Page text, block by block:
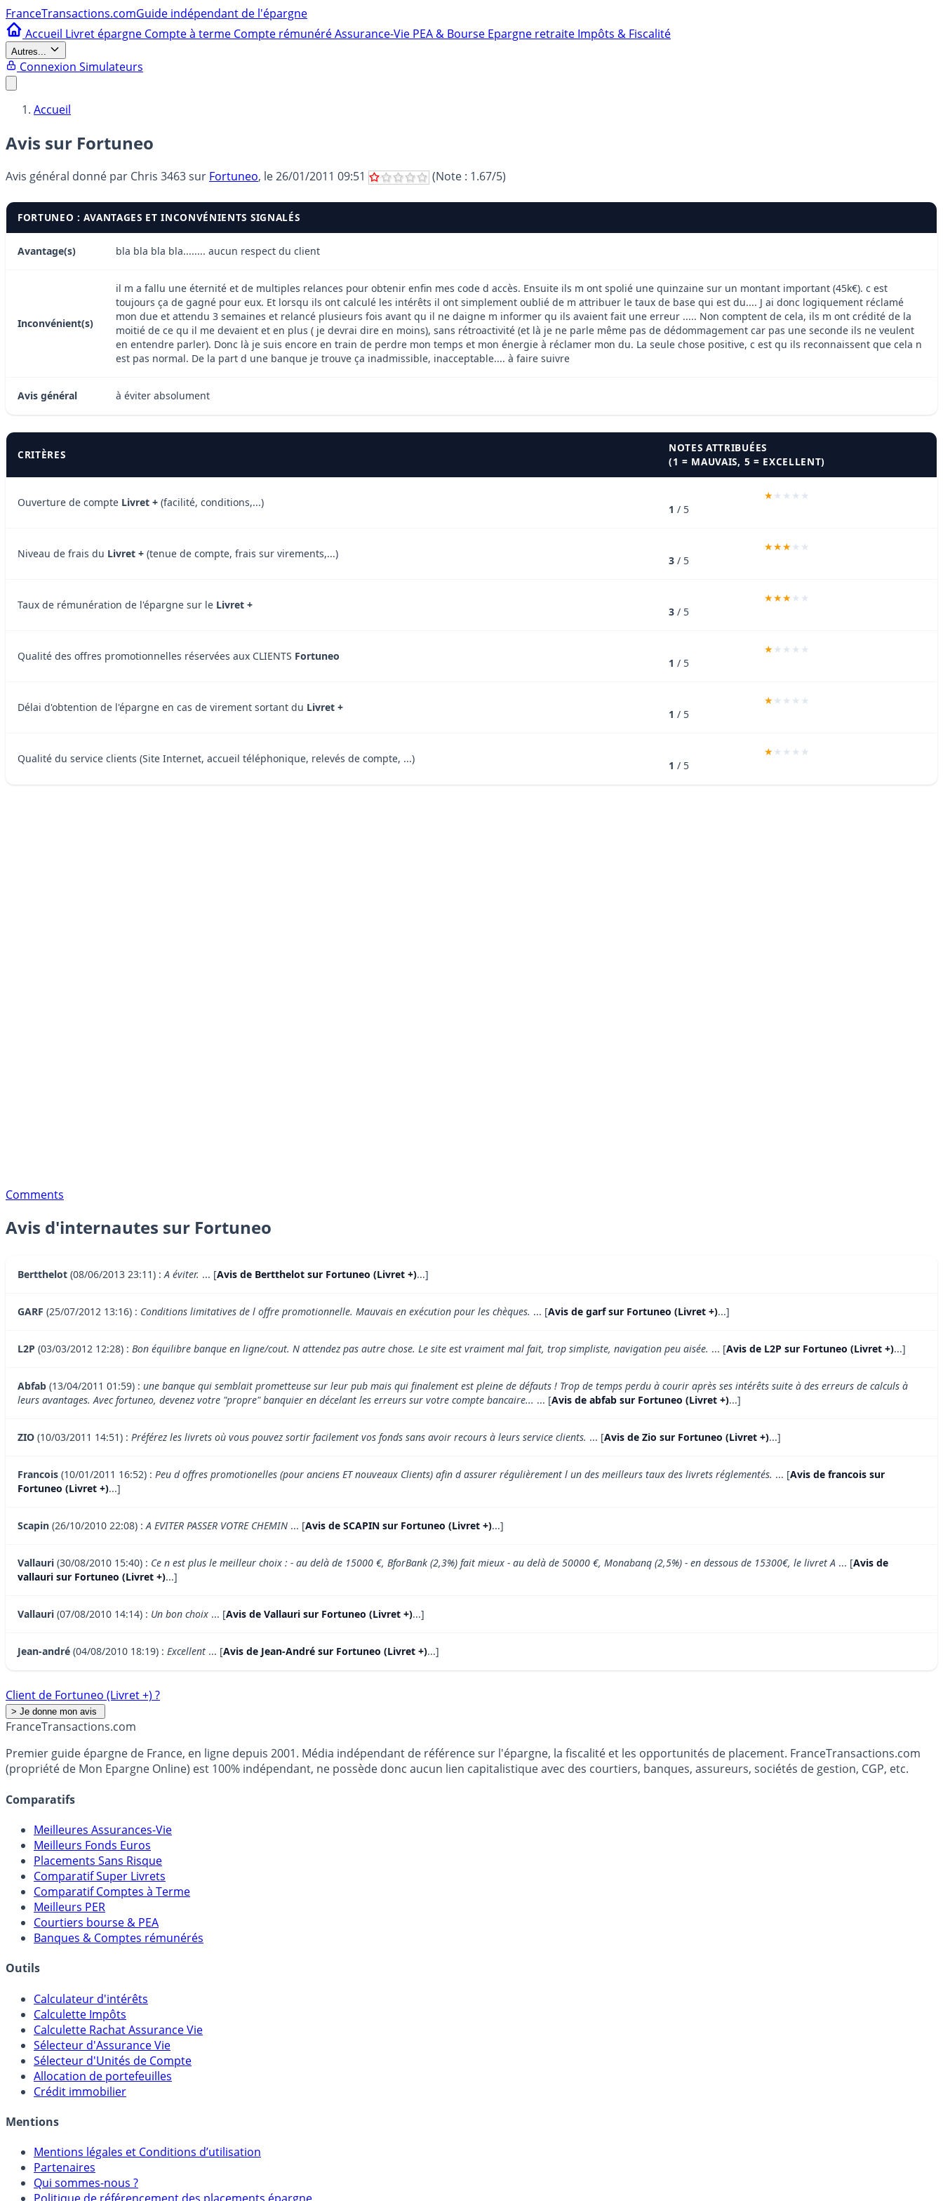
FranceTransactions.comGuide indépendant de l'épargne
Accueil Livret épargne Compte à terme Compte rémunéréAssurance-Vie PEA & Bourse Epargne retraite Impôts & Fiscalité
Autres...
Connexion Simulateurs
Accueil
Avis sur Fortuneo
Avis général donné par Chris 3463sur Fortuneo, le26/01/2011 09:51 (Note : 1.67/5)
FORTUNEO : AVANTAGES ET INCONVÉNIENTS SIGNALÉS
Avantage(s) bla bla bla bla........ aucun respect du client
Inconvénient(s)
il m a fallu une éternité et de multiples relances pour obtenir enfin mes code d accès. Ensuite ils m ont spolié une quinzaine sur un montant important (45k€). c est
toujours ça de gagné pour eux. Et lorsqu ils ont calculé les intérêts il ont simplement oublié de m attribuer le taux de base qui est du.... J ai donc logiquement réclamé
mon due et attendu 3 semaines et relancé plusieurs fois avant qu il ne daigne m informer qu ils avaient fait une erreur ..... Non comptent de cela, ils m ont crédité de la
moitié de ce qu il me devaient et en plus ( je devrai dire en moins), sans rétroactivité (et là je ne parle même pas de dédommagement car pas une seconde ils ne veulent
en entendre parler). Donc là je suis encore en train de perdre mon temps et mon énergie à réclamer mon du. La seule chose positive, c est qu ils reconnaissent que cela n
est pas normal. De la part d une banque je trouve ça inadmissible, inacceptable.... à faire suivre
Avis général à éviter absolument
CRITÈRES
NOTES ATTRIBUÉES
(1 = MAUVAIS, 5 = EXCELLENT)
Ouverture de compte Livret + (facilité, conditions,...)
1 / 5
Niveau de frais du Livret + (tenue de compte, frais sur virements,...)
3 / 5
Taux de rémunération de l'épargne sur le Livret +
3 / 5
Qualité des offres promotionnelles réservées aux CLIENTS Fortuneo
1 / 5
Délai d'obtention de l'épargne en cas de virement sortant du Livret +
1 / 5
Qualité du service clients (Site Internet, accueil téléphonique, relevés de compte, ...)
1 / 5
Comments
Avis d'internautes sur Fortuneo
Bertthelot (08/06/2013 23:11) :A éviter. ... [Avis de Bertthelot sur Fortuneo (Livret +)...]
GARF (25/07/2012 13:16) : Conditions limitatives de l offre promotionnelle. Mauvais en exécution pour les chèques. ... [Avis de garf sur Fortuneo (Livret +)...]
L2P (03/03/2012 12:28) : Bon équilibre banque en ligne/cout. N attendez pas autre chose. Le site est vraiment mal fait, trop simpliste, navigation peu aisée. ... [Avis de L2P sur Fortuneo (Livret +)...]
Abfab (13/04/2011 01:59) : une banque qui semblait prometteuse sur leur pub mais qui finalement est pleine de défauts ! Trop de temps perdu à courir après ses intérêts suite à des erreurs de calculs à
leurs avantages. Avec fortuneo, devenez votre "propre" banquier en décelant les erreurs sur votre compte bancaire... ... [Avis de abfab sur Fortuneo (Livret +)...]
ZIO (10/03/2011 14:51) : Préférez les livrets où vous pouvez sortir facilement vos fonds sans avoir recours à leurs service clients. ... [Avis de Zio sur Fortuneo (Livret +)...]
Francois (10/01/2011 16:52) : Peu d offres promotionelles (pour anciens ET nouveaux Clients) afin d assurer régulièrement l un des meilleurs taux des livrets réglementés. ... [Avis de francois sur
Fortuneo (Livret +)...]
Scapin (26/10/2010 22:08) :A EVITER PASSER VOTRE CHEMIN ... [Avis de SCAPIN sur Fortuneo (Livret +)...]
Vallauri (30/08/2010 15:40) : Ce n est plus le meilleur choix : - au delà de 15000 €, BforBank (2,3%) fait mieux - au delà de 50000 €, Monabanq (2,5%) - en dessous de 15300€, le livret A ... [Avis de
vallauri sur Fortuneo (Livret +)...]
Vallauri (07/08/2010 14:14) : Un bon choix ... [Avis de Vallauri sur Fortuneo (Livret +)...]
Jean-andré (04/08/2010 18:19) : Excellent ... [Avis de Jean-André sur Fortuneo (Livret +)...]
Client de Fortuneo (Livret +) ?
FranceTransactions.com
Premier guide épargne de France, en ligne depuis 2001. Média indépendant de référence sur l'épargne, la fiscalité et les opportunités de placement. FranceTransactions.com
(propriété de Mon Epargne Online) est 100% indépendant, ne possède donc aucun lien capitalistique avec des courtiers, banques, assureurs, sociétés de gestion, CGP, etc.
Comparatifs
Meilleures Assurances-Vie
Meilleurs Fonds Euros
Placements Sans Risque
Comparatif Super Livrets
Comparatif Comptes à Terme
Meilleurs PER
Courtiers bourse & PEA
Banques & Comptes rémunérés
Outils
Calculateur d'intérêts
Calculette Impôts
Calculette Rachat Assurance Vie
Sélecteur d'Assurance Vie
Sélecteur d'Unités de Compte
Allocation de portefeuilles
Crédit immobilier
Mentions
Mentions légales et Conditions d’utilisation
Partenaires
Qui sommes-nous ?